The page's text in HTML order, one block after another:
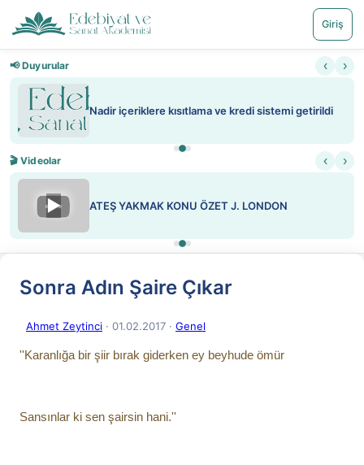
Giriş
📢 Duyurular ‹ ›
Nadir içeriklere kısıtlama ve kredi sistemi getirildi
🎬 Videolar ‹ ›
▶ ATEŞ YAKMAK KONU ÖZET J. LONDON
Sonra Adın Şaire Çıkar
Ahmet Zeytinci · 01.02.2017 · Genel
''Karanlığa bir şiir bırak giderken ey beyhude ömür
Sansınlar ki sen şairsin hani.''